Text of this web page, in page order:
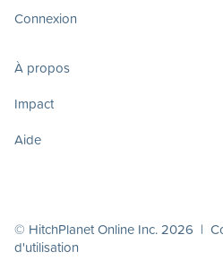
Connexion
À propos
Impact
Aide
© HitchPlanet Online Inc. 2026 |
d'utilisation